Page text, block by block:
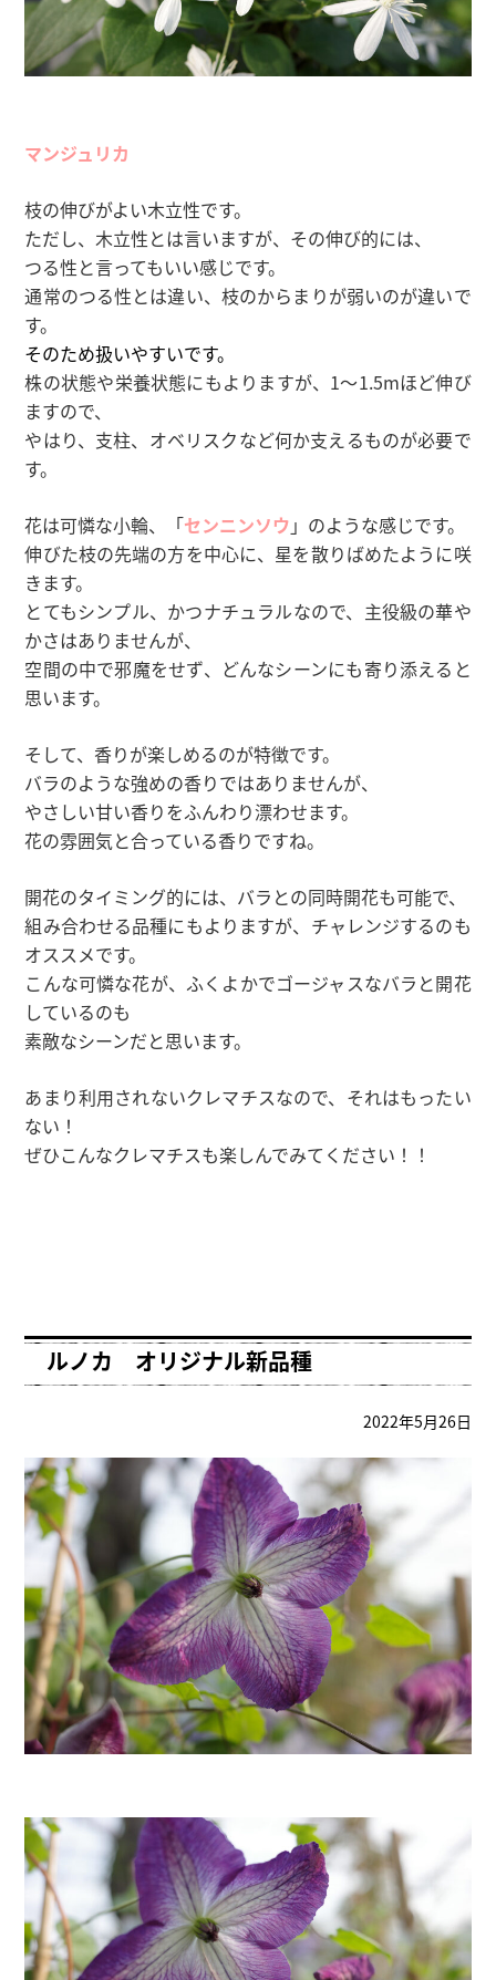
マンジュリカ
枝の伸びがよい木立性です。
ただし、木立性とは言いますが、その伸び的には、
つる性と言ってもいい感じです。
通常のつる性とは違い、枝のからまりが弱いのが違いで
す。
そのため扱いやすいです。
株の状態や栄養状態にもよりますが、1〜1.5mほど伸び
ますので、
やはり、支柱、オベリスクなど何か支えるものが必要で
す。
花は可憐な小輪、「センニンソウ 」のような感じです。
伸びた枝の先端の方を中心に、星を散りばめたように咲
きます。
とてもシンプル、かつナチュラルなので、主役級の華や
かさはありませんが、
空間の中で邪魔をせず、どんなシーンにも寄り添えると
思います。
そして、香りが楽しめるのが特徴です。
バラのような強めの香りではありませんが、
やさしい甘い香りをふんわり漂わせます。
花の雰囲気と合っている香りですね。
開花のタイミング的には、バラとの同時開花も可能で、
組み合わせる品種にもよりますが、チャレンジするのも
オススメです。
こんな可憐な花が、ふくよかでゴージャスなバラと開花
しているのも
素敵なシーンだと思います。
あまり利用されないクレマチスなので、それはもったい
ない！
ぜひこんなクレマチスも楽しんでみてください！！
ルノカ オリジナル新品種
2022年5月26日